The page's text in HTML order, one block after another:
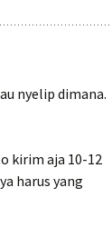
nyelip dimana.
kirim aja 10-12
harus yang